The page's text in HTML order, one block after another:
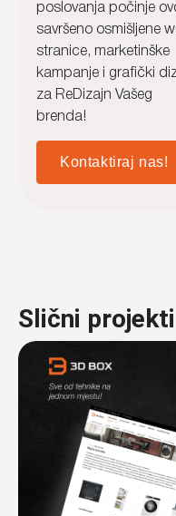
poslovanja počinje
savršeno osmišljene
stranice, marketinške
kampanje i grafički
za ReDizajn Vašeg
brenda!
Kontaktiraj nas!
Slični projekti